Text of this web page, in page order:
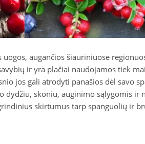
augančios šiauriniuose
ir yra plačiai naudojamos tiek
jos gali atrodyti panašios dėl savo
dydžiu, skoniu, auginimo sąlygomis ir
skirtumus tarp spanguolių ir